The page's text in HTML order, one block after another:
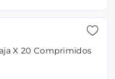
X 20 Comprimidos